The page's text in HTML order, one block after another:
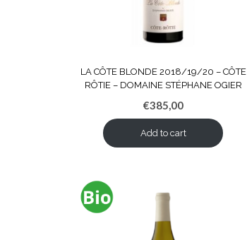
LA CÔTE BLONDE 2018/19/20 – CÔTE
RÔTIE – DOMAINE STÉPHANE OGIER
€385,00
Add to cart